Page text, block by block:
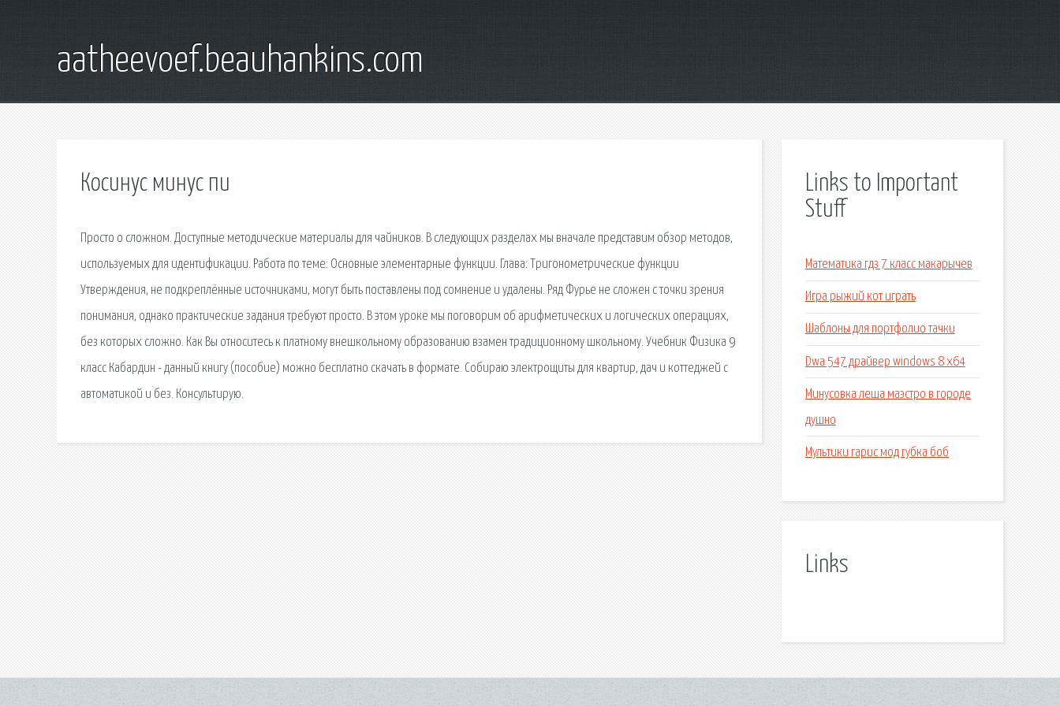
aatheevoef.beauhankins.com
Косинус минус пи
Просто о сложном. Доступные методические материалы для чайников. В следующих разделах мы вначале представим обзор методов,
используемых для идентификации. Работа по теме: Основные элементарные функции. Глава: Тригонометрические функции
Утверждения, не подкреплённые источниками, могут быть поставлены под сомнение и удалены. Ряд Фурье не сложен с точки зрения
понимания, однако практические задания требуют просто. В этом уроке мы поговорим об арифметических и логических операциях,
без которых сложно. Как Вы относитесь к платному внешкольному образованию взамен традиционному школьному. Учебник Физика 9
класс Кабардин - данный книгу (пособие) можно бесплатно скачать в формате. Собираю электрощиты для квартир, дач и коттеджей с
автоматикой и без. Консультирую.
Links to Important
Stuff
Математика гдз 7 класс макарычев
Игра рыжий кот играть
Шаблоны для портфолио тачки
Dwa 547 драйвер windows 8 x64
Минусовка леша маэстро в городе
душно
Мультики гарис мод губка боб
Links